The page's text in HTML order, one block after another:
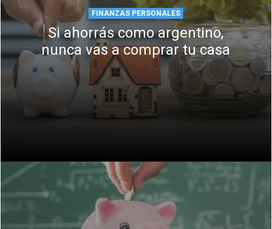
FINANZAS PERSONALES
Si ahorrás como argentino,
nunca vas a comprar tu casa